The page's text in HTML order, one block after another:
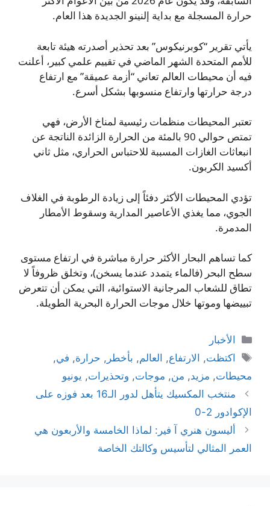
حرارة المسجلة مع بداية إلنينو الجديدة هذا العام.
يأتي تقرير “كوبرنيكوس” بعد تحذير أصدرته هيئة تابعة
للأمم المتحدة الشهر الماضي في تقييم علمي كبير، أعلنت
فيه أن محيطات العالم تعاني “أزمة عميقة” مع ارتفاع
درجة حرارتها وارتفاع منسوبها بشكل أسرع.
تعتبر المحيطات منظمات رئيسية لمناخ الأرض، فهي
تمتص حوالي 90 بالمئة من الحرارة الزائدة الناتجة عن
انبعاثات الغازات المسببة للاحتباس الحراري، مثل ثاني
أكسيد الكربون.
تؤدي المحيطات الأكثر دفئاً إلى زيادة الرطوبة في الغلاف
الجوي، مما يغذي الأعاصير المدارية وسقوط الأمطار
المدمرة.
كما تساهم البحار الأكثر حرارة مباشرة في ارتفاع مستوى
سطح البحر (فالماء يتمدد عندما يسخن)، وتخلق ظروفاً لا
تطاق للشعاب المرجانية الاستوائية، التي يمكن أن تتعرض
تبييضها وموتها خلال موجات الحرارة البحرية الطويلة.
التصنيفات
الأخبار
الوسوم
اكتظت, الارتفاع, العالم, بأخطر , حرارة, في,
محيطات, مزيد, من, موجات, وتحذيرات, يونيو
منتخب المكسيك يتأهل لدور الـ16 بعد فوزه على
الإكوادور 2-0
أليسون هنري آ فير: لماذا الخامسة والأربعون هي
العمر المثالي لتأسيس وكالتك الخاصة